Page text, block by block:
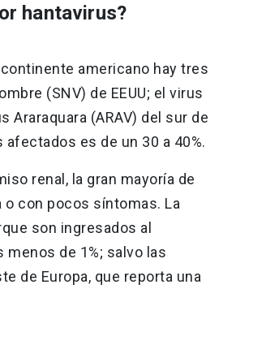
hantavirus?
americano hay tres
(SNV) de EEUU; el virus
Araraquara (ARAV) del sur de
es de un 30 a 40%.
renal, la gran mayoría de
con pocos síntomas. La
son ingresados al
de 1%; salvo las
de Europa, que reporta una